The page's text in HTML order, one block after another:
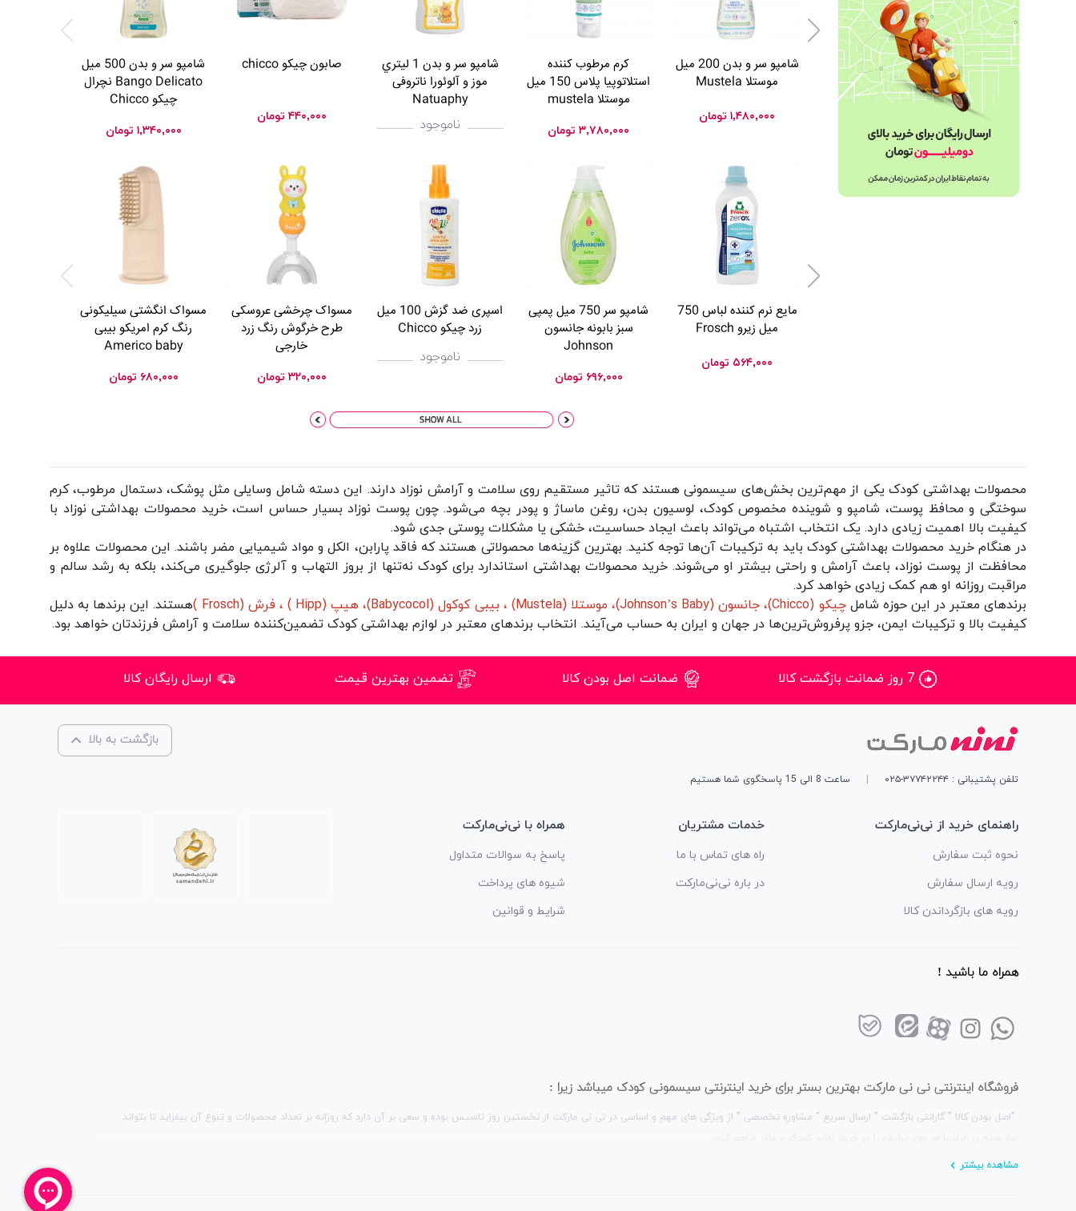
شامپو سر و بدن 200 ميل
موستلا Mustela
۱,۴۸۰,۰۰۰ تومان
کرم مرطوب کننده
استلاتوپیا پلاس 150 میل
موستلا mustela
۳,۷۸۰,۰۰۰ تومان
شامپو سر و بدن 1 ليتري
موز و آلوئورا ناتروفی
Natuaphy
ناموجود
صابون چیکو chicco
۴۴۰,۰۰۰ تومان
شامپو سر و بدن 500 میل
Bango Delicato نچرال
چیکو Chicco
۱,۳۴۰,۰۰۰ تومان
مایع نرم کننده لباس 750
میل زیرو Frosch
۵۶۴,۰۰۰ تومان
شامپو سر 750 میل پمپی
سبز بابونه جانسون
Johnson
۶۹۶,۰۰۰ تومان
اسپری ضد گزش 100 میل
زرد چیکو Chicco
ناموجود
مسواک چرخشی عروسکی
طرح خرگوش رنگ زرد
خارجی
۳۲۰,۰۰۰ تومان
مسواک انگشتی سیلیکونی
رنگ کرم امریکو بیبی
Americo baby
۶۸۰,۰۰۰ تومان
محصولات بهداشتی کودک یکی از مهم‌ترین بخش‌های سیسمونی هستند که تاثیر مستقیم روی سلامت و آرامش نوزاد دارند. این دسته شامل وسایلی مثل پوشک،دستمال مرطوب،کرم
سوختگی و محافظ پوست، شامپو و شوینده مخصوص کودک، لوسیون بدن، روغن ماساژ و پودر بچه می‌شود. چون پوست نوزاد بسیار حساس است، خرید محصولات بهداشتی نوزاد با
کیفیت بالا اهمیت زیادی دارد. یک انتخاب اشتباه می‌تواند باعث ایجاد حساسیت، خشکی یا مشکلات پوستی جدی شود.
در هنگام خرید محصولات بهداشتی کودک باید به ترکیبات آن‌ها توجه کنید. بهترین گزینه‌ها محصولاتی هستند که فاقد پارابن، الکل و مواد شیمیایی مضر باشند. این محصولات علاوه بر
محافظت از پوست نوزاد، باعث آرامش و راحتی بیشتر او می‌شوند. خرید محصولات بهداشتی استاندارد برای کودک نه‌تنها از بروز التهاب و آلرژی جلوگیری می‌کند، بلکه به رشد سالم و
مراقبت روزانه او هم کمک زیادی خواهد کرد.
برندهای معتبر در این حوزه شامل چیکو (Chicco )، جانسون (Johnson’s Baby) ، موستلا (Mustela ) ، بیبی کوکول (Babycocol) ، هیپ (Hipp ) ، فرش (Frosch )هستند. این برندها به دلیل
کیفیت بالا و ترکیبات ایمن، جزو پرفروش‌ترین‌ها در جهان و ایران به حساب می‌آیند. انتخاب برندهای معتبر در لوازم بهداشتی کودک تضمین‌کننده سلامت و آرامش فرزندتان خواهد بود.
7 روز ضمانت بازگشت کالا ضمانت اصل بودن کالا تضمین بهترین قیمت ارسال رایگان کالا
بازگشت به بالا
تلفن پشتیبانی : ۳۷۷۴۲۲۴۴-۰۲۵ ساعت 8 الی 15 پاسخگوی شما هستیم
راهنمای خرید از نی‌نی‌مارکت
نحوه ثبت سفارش
رویه ارسال سفارش
رویه های بازگرداندن کالا
خدمات مشتریان
راه های تماس با ما
در باره نی‌نی‌مارکت
همراه با نی‌نی‌مارکت
پاسخ به سوالات متداول
شیوه های پرداخت
شرایط و قوانین
همراه ما باشید !
فروشگاه اینترنتی نی نی مارکت بهترین بستر برای خرید اینترنتی سیسمونی کودک میباشد زیرا :
"اصل بودن کالا " گارانتی بازگشت " ارسال سریع " مشاوره تخصصی " از ویژگی های مهم و اساسی در نی نی مارکت از نخستین روز تاسیس بوده و سعی بر آن دارد که روزانه بر تعداد محصولات و تنوع آن بیفزاید تا بتواند
مشاهده بیشتر